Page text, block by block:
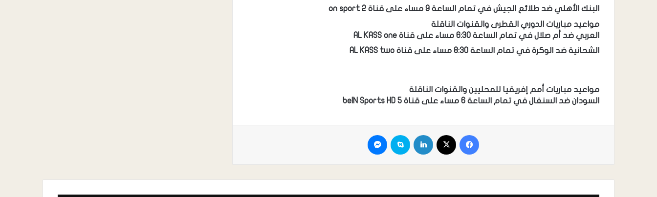
البنك الأهلي ضد طلائع الجيش في تمام الساعة 9 مساء على قناة on sport 2
مواعيد مباريات الدوري القطرى والقنوات الناقلة
العربي ضد أم صلال في تمام الساعة 6:30 مساء على قناة AL KASS one
الشحانية ضد الوكرة في تمام الساعة 8:30 مساء على قناة AL KASS two
مواعيد مباريات أمم إفريقيا للمحليين والقنوات الناقلة
السودان ضد السنغال في تمام الساعة 6 مساء على قناة beIN Sports HD 5